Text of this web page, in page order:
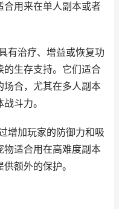
合用来在单人副本或者
有治疗、增益或恢复功
的生存支持。它们适合
场合，尤其在多人副本
斗力。
增加玩家的防御力和吸
物适合用在高难度副本
额外的保护。